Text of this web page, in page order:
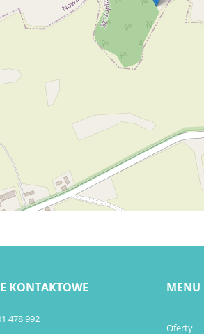
KONTAKTOWE
478 992
MENU
Oferty